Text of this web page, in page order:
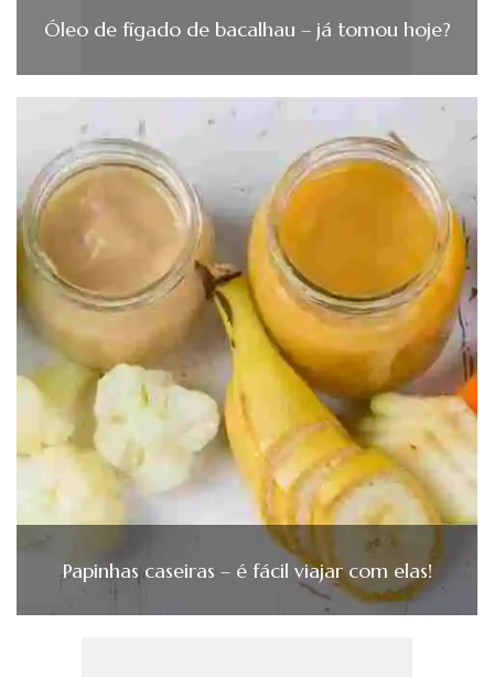
Óleo de fígado de bacalhau – já tomou hoje?
Papinhas caseiras – é fácil viajar com elas!